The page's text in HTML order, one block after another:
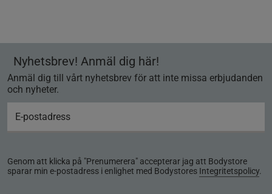
Nyhetsbrev! Anmäl dig här!
Anmäl dig till vårt nyhetsbrev för att inte missa erbjudanden
och nyheter.
Genom att klicka på "Prenumerera" accepterar jag att Bodystore
sparar min e-postadress i enlighet med Bodystores Integritetspolicy.